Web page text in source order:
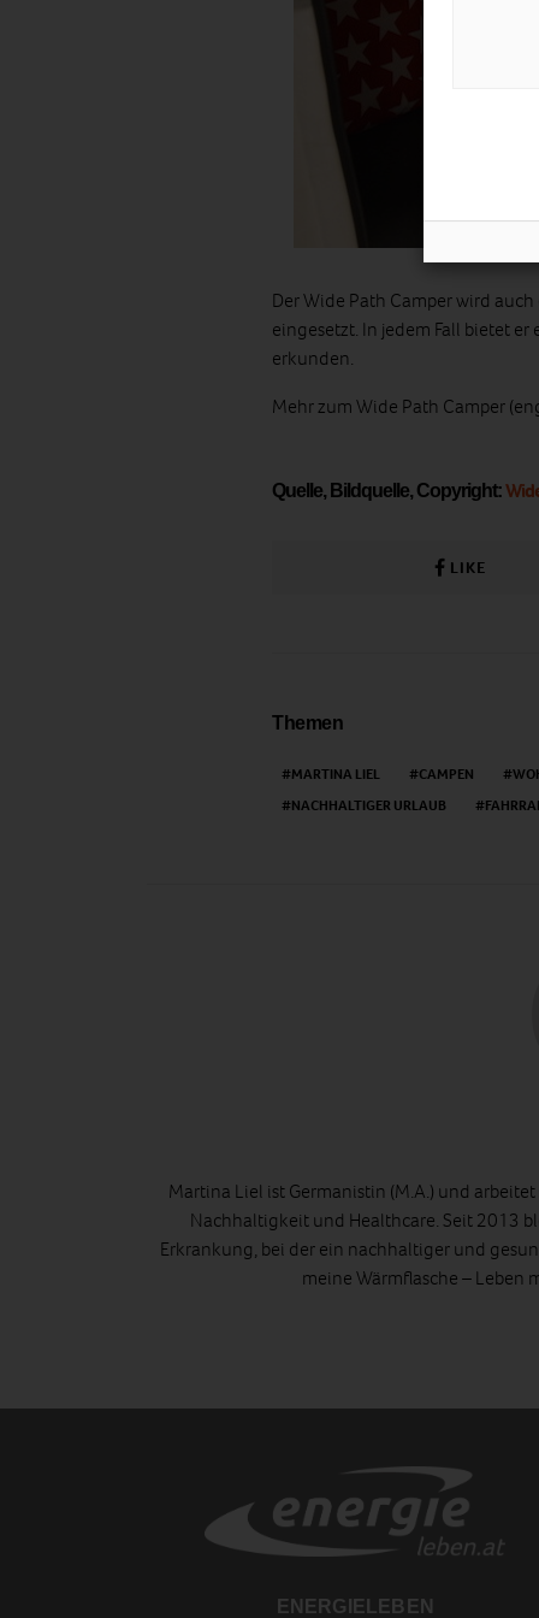
Der Wide Path Camper wird
eingesetzt. In jedem Fall bietet
erkunden.
Mehr zum Wide Path Camper
Quelle, Bildquelle, Copyright:
LIKE
Themen
MARTINA LIEL CAMPEN
NACHHALTIGER URLAUB
Martina Liel ist Germanistin (M.A.) und
Nachhaltigkeit und Healthcare. Seit 2013
Erkrankung, bei der ein nachhaltiger und
meine Wärmflasche – Leben
ENERGIELEBEN